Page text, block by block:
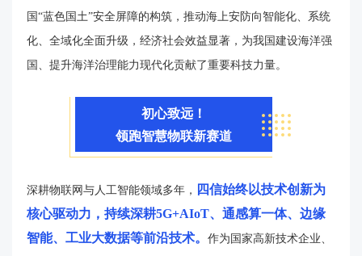
国“蓝色国土”安全屏障的构筑，推动海上安防向智能化、系统
化、全域化全面升级，经济社会效益显著，为我国建设海洋强
国、提升海洋治理能力现代化贡献了重要科技力量。
初心致远！
领跑智慧物联新赛道
深耕物联网与人工智能领域多年， 四信始终以技术创新为
核心驱动力，持续深耕5G+AIoT、通感算一体、边缘
智能、工业大数据等前沿技术。 作为国家高新技术企业、